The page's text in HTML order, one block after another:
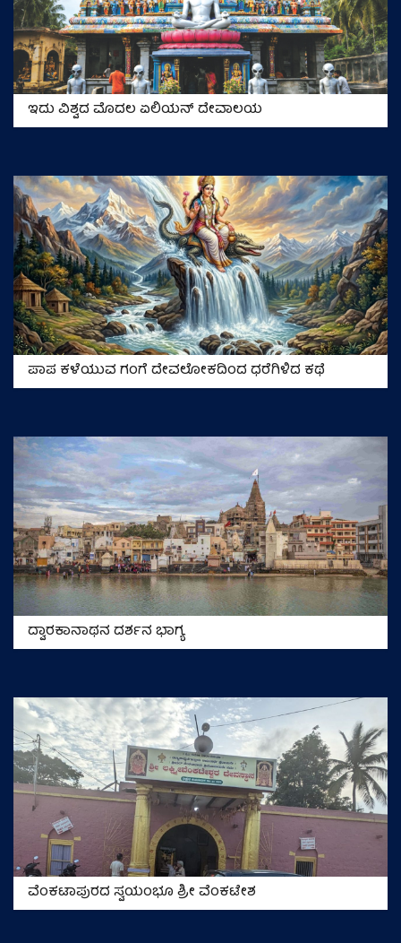
ಇದು ವಿಶ್ವದ ಮೊದಲ ಏಲಿಯನ್‌ ದೇವಾಲಯ
ಪಾಪ ಕಳೆಯುವ ಗಂಗೆ ದೇವಲೋಕದಿಂದ ಧರೆಗಿಳಿದ ಕಥೆ
ದ್ವಾರಕಾನಾಥನ ದರ್ಶನ ಭಾಗ್ಯ
ವೆಂಕಟಾಪುರದ ಸ್ವಯಂಭೂ ಶ್ರೀ ವೆಂಕಟೇಶ